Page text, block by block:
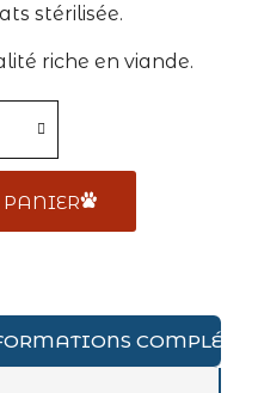
stérilisée.
riche en viande.